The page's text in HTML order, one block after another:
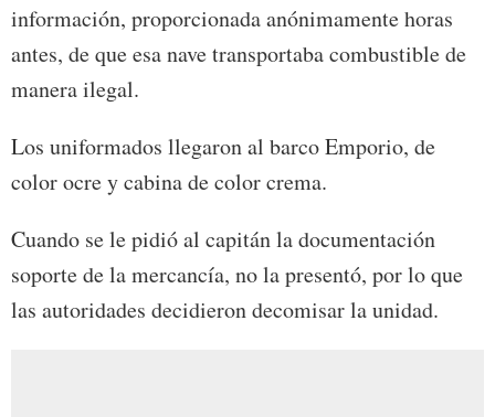
información, proporcionada anónimamente horas
antes, de que esa nave transportaba combustible de
manera ilegal.
Los uniformados llegaron al barco Emporio, de
color ocre y cabina de color crema.
Cuando se le pidió al capitán la documentación
soporte de la mercancía, no la presentó, por lo que
las autoridades decidieron decomisar la unidad.